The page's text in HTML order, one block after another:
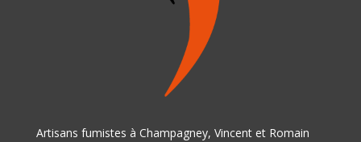
Artisans fumistes à Champagney, Vincent et Romain